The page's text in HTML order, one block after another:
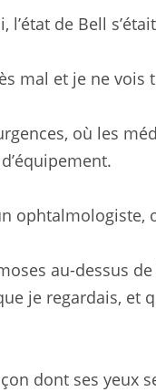
de Bell
mal et je ne
où les
ophtalmologiste,
au-dessus
je regardais, et
dont ses yeux